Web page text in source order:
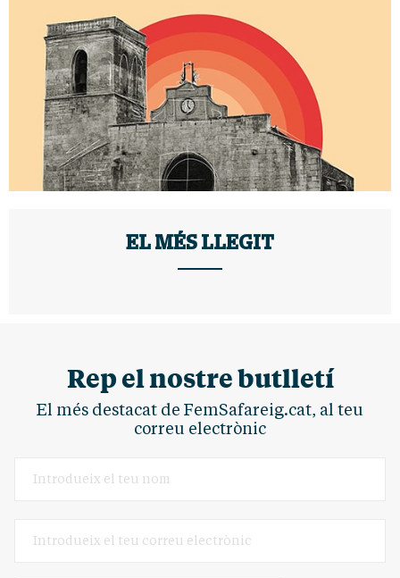
EL MÉS LLEGIT
Rep el nostre butlletí
El més destacat de FemSafareig.cat, al teu
correu electrònic